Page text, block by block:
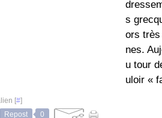
s
ors très
nes.
u tour
uloir «
[#]
Repost 0